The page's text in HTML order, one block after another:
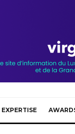
EXPERTISE